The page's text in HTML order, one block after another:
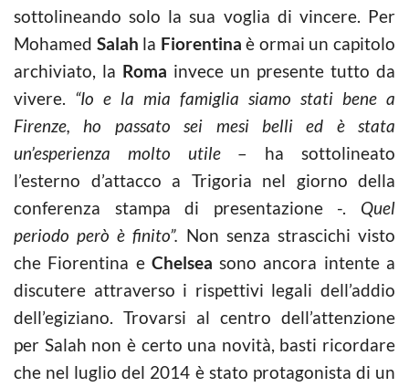
sottolineando solo la sua voglia di vincere. Per
Mohamed Salah la Fiorentina è ormai un capitolo
archiviato, la Roma invece un presente tutto da
vivere. “Io e la mia famiglia siamo stati bene a
Firenze, ho passato sei mesi belli ed è stata
un’esperienza molto utile – ha sottolineato
l’esterno d’attacco a Trigoria nel giorno della
conferenza stampa di presentazione -. Quel
periodo però è finito”. Non senza strascichi visto
che Fiorentina e Chelsea sono ancora intente a
discutere attraverso i rispettivi legali dell’addio
dell’egiziano. Trovarsi al centro dell’attenzione
per Salah non è certo una novità, basti ricordare
che nel luglio del 2014 è stato protagonista di un